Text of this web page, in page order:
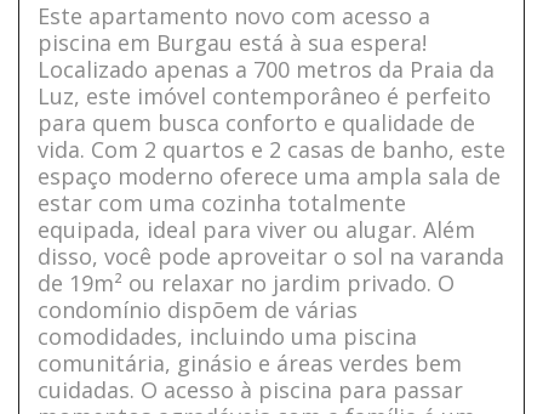
Este apartamento novo com acesso a
piscina em Burgau está à sua espera!
Localizado apenas a 700 metros da Praia da
Luz, este imóvel contemporâneo é perfeito
para quem busca conforto e qualidade de
vida. Com 2 quartos e 2 casas de banho, este
espaço moderno oferece uma ampla sala de
estar com uma cozinha totalmente
equipada, ideal para viver ou alugar. Além
disso, você pode aproveitar o sol na varanda
de 19m² ou relaxar no jardim privado. O
condomínio dispõem de várias
comodidades, incluindo uma piscina
comunitária, ginásio e áreas verdes bem
cuidadas. O acesso à piscina para passar